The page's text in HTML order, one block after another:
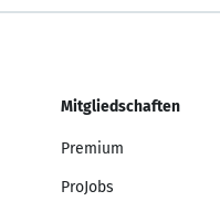
Mitgliedschaften
Premium
ProJobs